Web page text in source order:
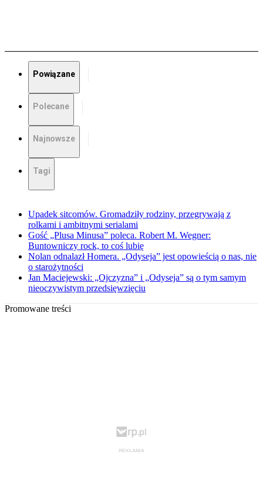
Powiązane
Polecane
Najnowsze
Tagi
Upadek sitcomów. Gromadziły rodziny, przegrywają z
rolkami i ambitnymi serialami
Gość „Plusa Minusa” poleca. Robert M. Wegner:
Buntowniczy rock, to coś lubię
Nolan odnalazł Homera. „Odyseja” jest opowieścią o nas, nie
o starożytności
Jan Maciejewski: „Ojczyzna” i „Odyseja” są o tym samym
nieoczywistym przedsięwzięciu
Promowane treści